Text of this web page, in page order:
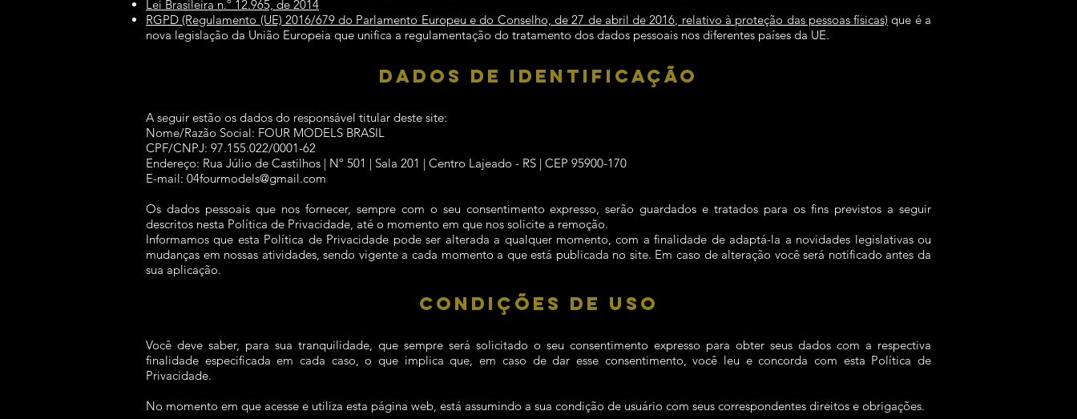
Lei Brasileira n.º 12.965, de 2014
RGPD (Regulamento (UE) 2016/679 do Parlamento Europeu e do Conselho, de 27 de abril de 2016, relativo à proteção das pessoas físicas) que é a
nova legislação da União Europeia que unifica a regulamentação do tratamento dos dados pessoais nos diferentes países da UE.
DADOS DE IDENTIFICAÇÃO
A seguir estão os dados do responsável titular deste site:
Nome/Razão Social: FOUR MODELS BRASIL
CPF/CNPJ: 97.155.022/0001-62
Endereço: Rua Júlio de Castilhos | Nº 501 | Sala 201 | Centro Lajeado - RS | CEP 95900-170
E-mail: 04fourmodels@gmail.com
Os dados pessoais que nos fornecer, sempre com o seu consentimento expresso, serão guardados e tratados para os fins previstos a seguir
descritos nesta Política de Privacidade, até o momento em que nos solicite a remoção.
Informamos que esta Política de Privacidade pode ser alterada a qualquer momento, com a finalidade de adaptá-la a novidades legislativas ou
mudanças em nossas atividades, sendo vigente a cada momento a que está publicada no site. Em caso de alteração você será notificado antes da
sua aplicação.
CONDIÇÕES DE USO
Você deve saber, para sua tranquilidade, que sempre será solicitado o seu consentimento expresso para obter seus dados com a respectiva
finalidade especificada em cada caso, o que implica que, em caso de dar esse consentimento, você leu e concorda com esta Política de
Privacidade.
No momento em que acesse e utiliza esta página web, está assumindo a sua condição de usuário com seus correspondentes direitos e obrigações.